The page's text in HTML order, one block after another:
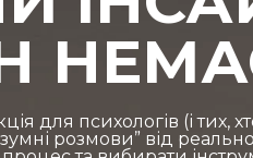
для психологів (і тих,
розмови” від